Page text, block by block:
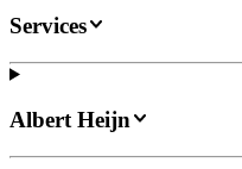
Services
Albert Heijn